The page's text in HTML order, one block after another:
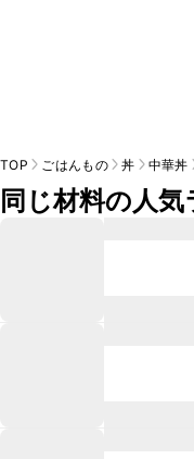
TOP ごはんもの 丼 中華丼
同じ材料の人